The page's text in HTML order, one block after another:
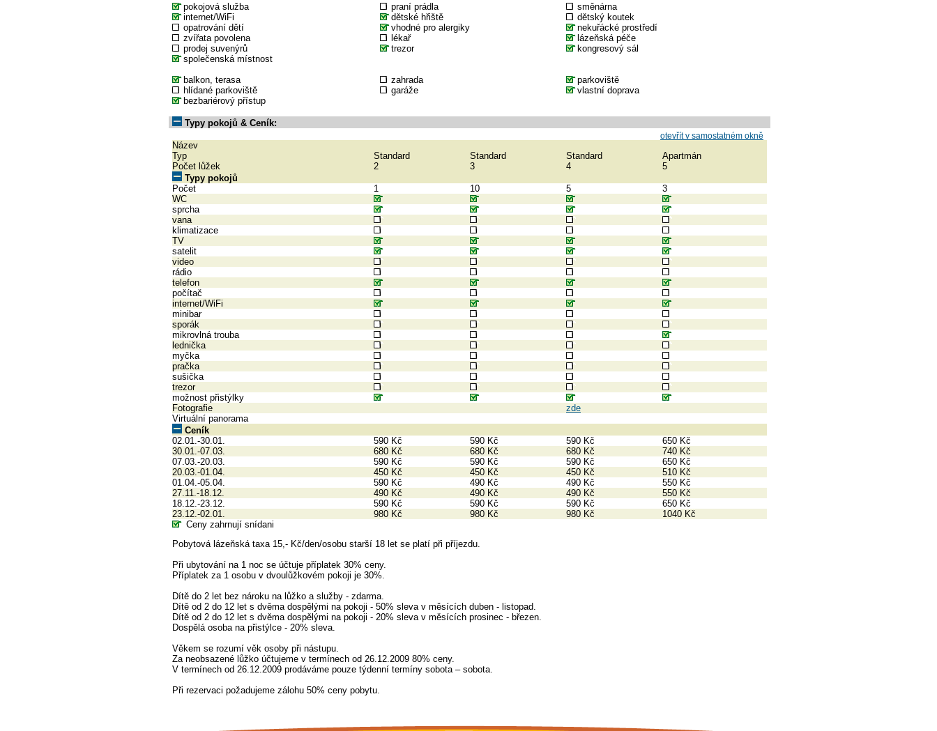
pokojová služba
praní prádla
směnárna
internet/WiFi
dětské hřiště
dětský koutek
opatrování dětí
vhodné pro alergiky
nekuřácké prostředí
zvířata povolena
lékař
lázeňská péče
prodej suvenýrů
trezor
kongresový sál
společenská místnost
balkon, terasa
zahrada
parkoviště
hlídané parkoviště
garáže
vlastní doprava
bezbariérový přístup
Typy pokojů & Ceník:
otevřít v samostatném okně
Název
Typ
Standard Standard Standard
Apartmán
Počet lůžek
2 3 4
5
Typy pokojů
Počet
1 10 5
3
WC
sprcha
vana
klimatizace
TV
satelit
video
rádio
telefon
počítač
internet/WiFi
minibar
sporák
mikrovlná trouba
lednička
myčka
pračka
sušička
trezor
možnost přistýlky
Fotografie
zde
Virtuální panorama
Ceník
02.01.-30.01.
590 Kč 590 Kč 590 Kč
650 Kč
30.01.-07.03.
680 Kč 680 Kč 680 Kč
740 Kč
07.03.-20.03.
590 Kč 590 Kč 590 Kč
650 Kč
20.03.-01.04.
450 Kč 450 Kč 450 Kč
510 Kč
01.04.-05.04.
590 Kč 490 Kč 490 Kč
550 Kč
27.11.-18.12.
490 Kč 490 Kč 490 Kč
550 Kč
18.12.-23.12.
590 Kč 590 Kč 590 Kč
650 Kč
23.12.-02.01.
980 Kč 980 Kč 980 Kč
1040 Kč
Ceny zahrnují snídani
Pobytová lázeňská taxa 15,- Kč/den/osobu starší 18 let se platí při příjezdu.
Při ubytování na 1 noc se účtuje příplatek 30% ceny.
Příplatek za 1 osobu v dvoulůžkovém pokoji je 30%.
Dítě do 2 let bez nároku na lůžko a služby - zdarma.
Dítě od 2 do 12 let s dvěma dospělými na pokoji - 50% sleva v měsících duben - listopad.
Dítě od 2 do 12 let s dvěma dospělými na pokoji - 20% sleva v měsících prosinec - březen.
Dospělá osoba na přistýlce - 20% sleva.
Věkem se rozumí věk osoby při nástupu.
Za neobsazené lůžko účtujeme v termínech od 26.12.2009 80% ceny.
V termínech od 26.12.2009 prodáváme pouze týdenní termíny sobota – sobota.
Při rezervaci požadujeme zálohu 50% ceny pobytu.